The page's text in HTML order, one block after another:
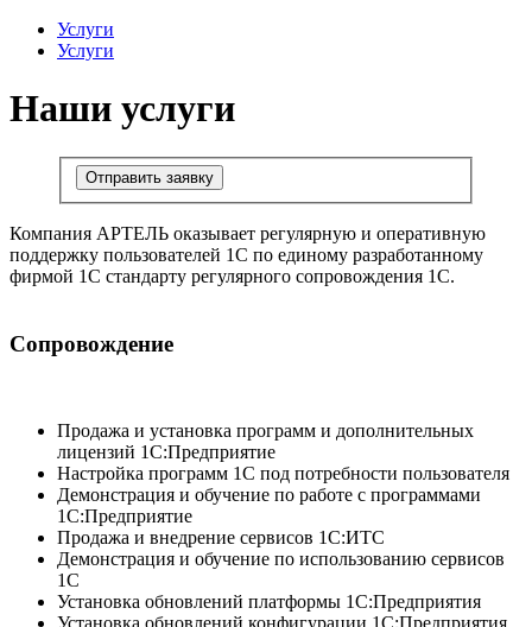
Услуги
Услуги
Наши услуги
Отправить заявку
Компания АРТЕЛЬ оказывает регулярную и оперативную
поддержку пользователей 1С по единому разработанному
фирмой 1С стандарту регулярного сопровождения 1С.
Сопровождение
Продажа и установка программ и дополнительных
лицензий 1С:Предприятие
Настройка программ 1С под потребности пользователя
Демонстрация и обучение по работе с программами
1С:Предприятие
Продажа и внедрение сервисов 1С:ИТС
Демонстрация и обучение по использованию сервисов
1С
Установка обновлений платформы 1С:Предприятия
Установка обновлений конфигурации 1С:Предприятия